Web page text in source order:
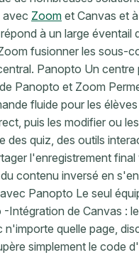
avec Zoom et Canvas et
répond à un large
fusionner les sous-
Panopto Un
Panopto et Zoom
fluide pour les
puis les modifier ou
des quiz, des outils
l'enregistrement
contenu inversé en
Panopto Le seul
Intégration de Canvas :
quelle page,
simplement le code